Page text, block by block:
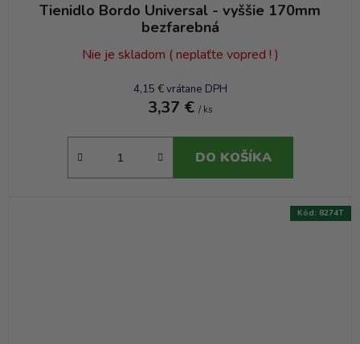
Tienidlo Bordo Universal - vyššie 170mm
bezfarebná
Nie je skladom ( neplaťte vopred ! )
4,15 € vrátane DPH
3,37 € / ks
DO KOŠÍKA
Kód: 8274T